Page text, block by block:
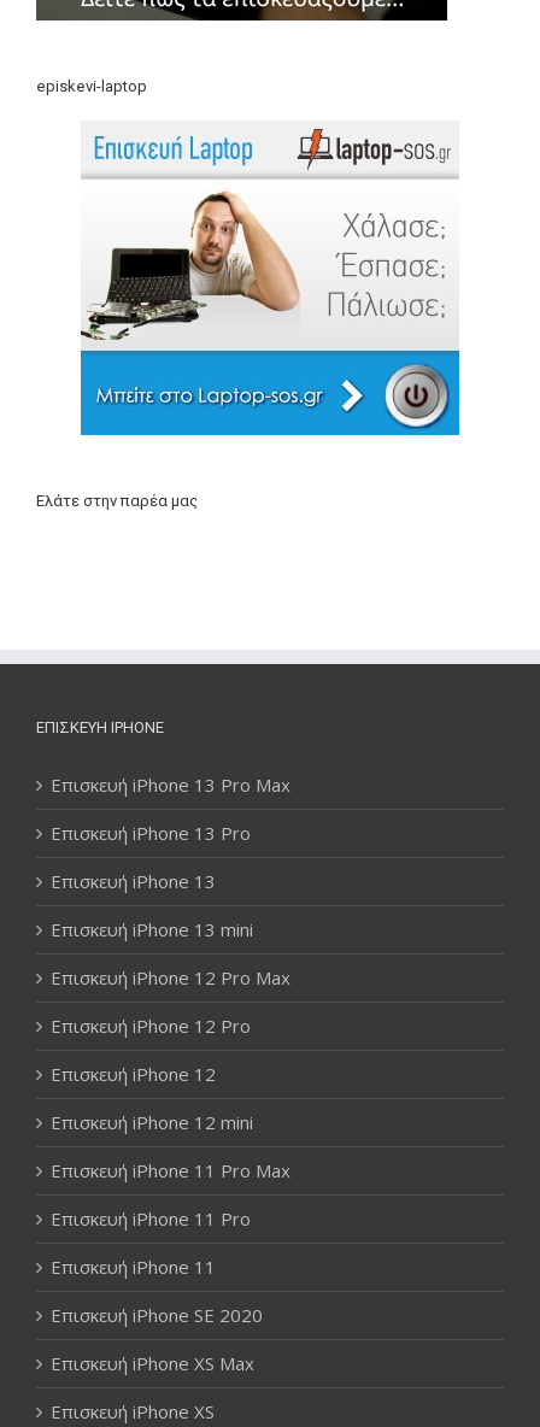
episkevi-laptop
Ελάτε στην παρέα μας
ΕΠΙΣΚΕΥΉ IPHONE
Επισκευή iPhone 13 Pro Max
Επισκευή iPhone 13 Pro
Επισκευή iPhone 13
Επισκευή iPhone 13 mini
Επισκευή iPhone 12 Pro Max
Επισκευή iPhone 12 Pro
Επισκευή iPhone 12
Επισκευή iPhone 12 mini
Επισκευή iPhone 11 Pro Max
Επισκευή iPhone 11 Pro
Επισκευή iPhone 11
Επισκευή iPhone SE 2020
Επισκευή iPhone XS Max
Επισκευή iPhone XS